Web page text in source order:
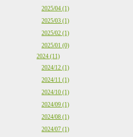
2025/04 (1)
2025/03 (1)
2025/02 (1)
2025/01 (0)
2024 (11)
2024/12 (1)
2024/11 (1)
2024/10 (1)
2024/09 (1)
2024/08 (1)
2024/07 (1)